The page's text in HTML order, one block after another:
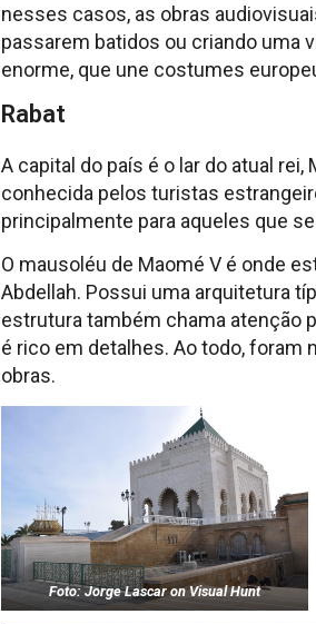
nesses casos, as obras
passarem batidos ou criando uma
enorme, que une costumes
Rabat
A capital do país é o lar do atual
conhecida pelos turistas
principalmente para aqueles que
O mausoléu de Maomé V é onde
Abdellah. Possui uma arquitetura
estrutura também chama atenção
é rico em detalhes. Ao todo, foram
obras.
Foto: Jorge Lascar on Visual Hunt